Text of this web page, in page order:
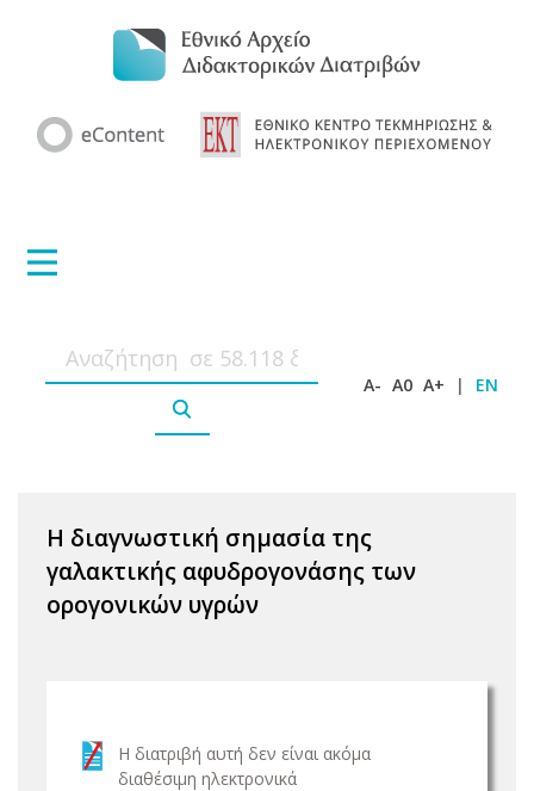
A- A0 A+ | EN
Η διαγνωστική σημασία της
γαλακτικής αφυδρογονάσης των
ορογονικών υγρών
Η διατριβή αυτή δεν είναι ακόμα
διαθέσιμη ηλεκτρονικά